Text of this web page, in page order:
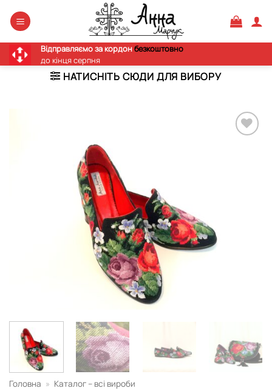
Відправляємо за кордонбезкоштовно
до кінця серпня
НАТИСНІТЬ СЮДИ ДЛЯ ВИБОРУ
Головна » Каталог – всі вироби